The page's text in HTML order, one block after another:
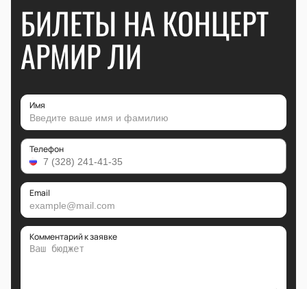
БИЛЕТЫ НА КОНЦЕРТ
АРМИР ЛИ
Имя
Телефон
Email
Комментарий к заявке